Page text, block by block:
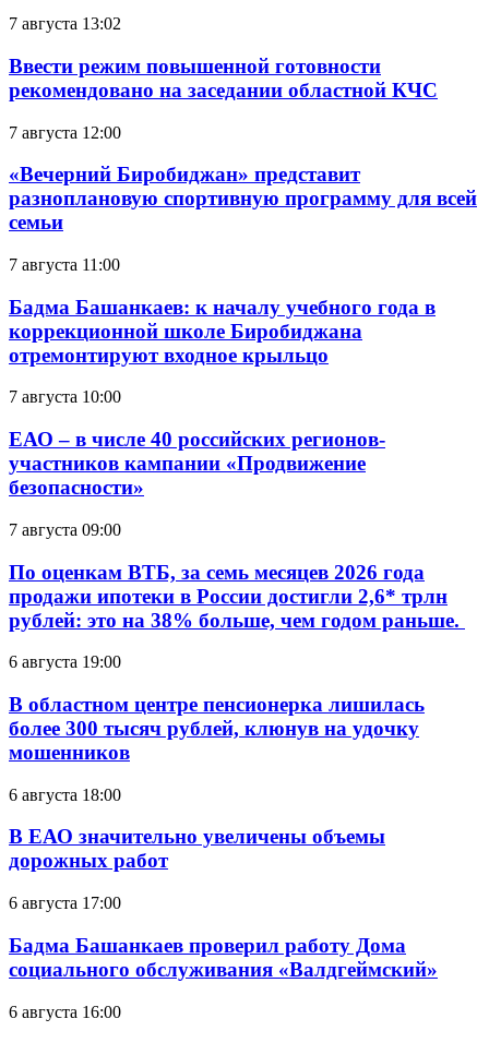
7 августа 13:02
Ввести режим повышенной готовности
рекомендовано на заседании областной КЧС
7 августа 12:00
«Вечерний Биробиджан» представит
разноплановую спортивную программу для всей
семьи
7 августа 11:00
Бадма Башанкаев: к началу учебного года в
коррекционной школе Биробиджана
отремонтируют входное крыльцо
7 августа 10:00
ЕАО – в числе 40 российских регионов-
участников кампании «Продвижение
безопасности»
7 августа 09:00
По оценкам ВТБ, за семь месяцев 2026 года
продажи ипотеки в России достигли 2,6* трлн
рублей: это на 38% больше, чем годом раньше.
6 августа 19:00
В областном центре пенсионерка лишилась
более 300 тысяч рублей, клюнув на удочку
мошенников
6 августа 18:00
В ЕАО значительно увеличены объемы
дорожных работ
6 августа 17:00
Бадма Башанкаев проверил работу Дома
социального обслуживания «Валдгеймский»
6 августа 16:00